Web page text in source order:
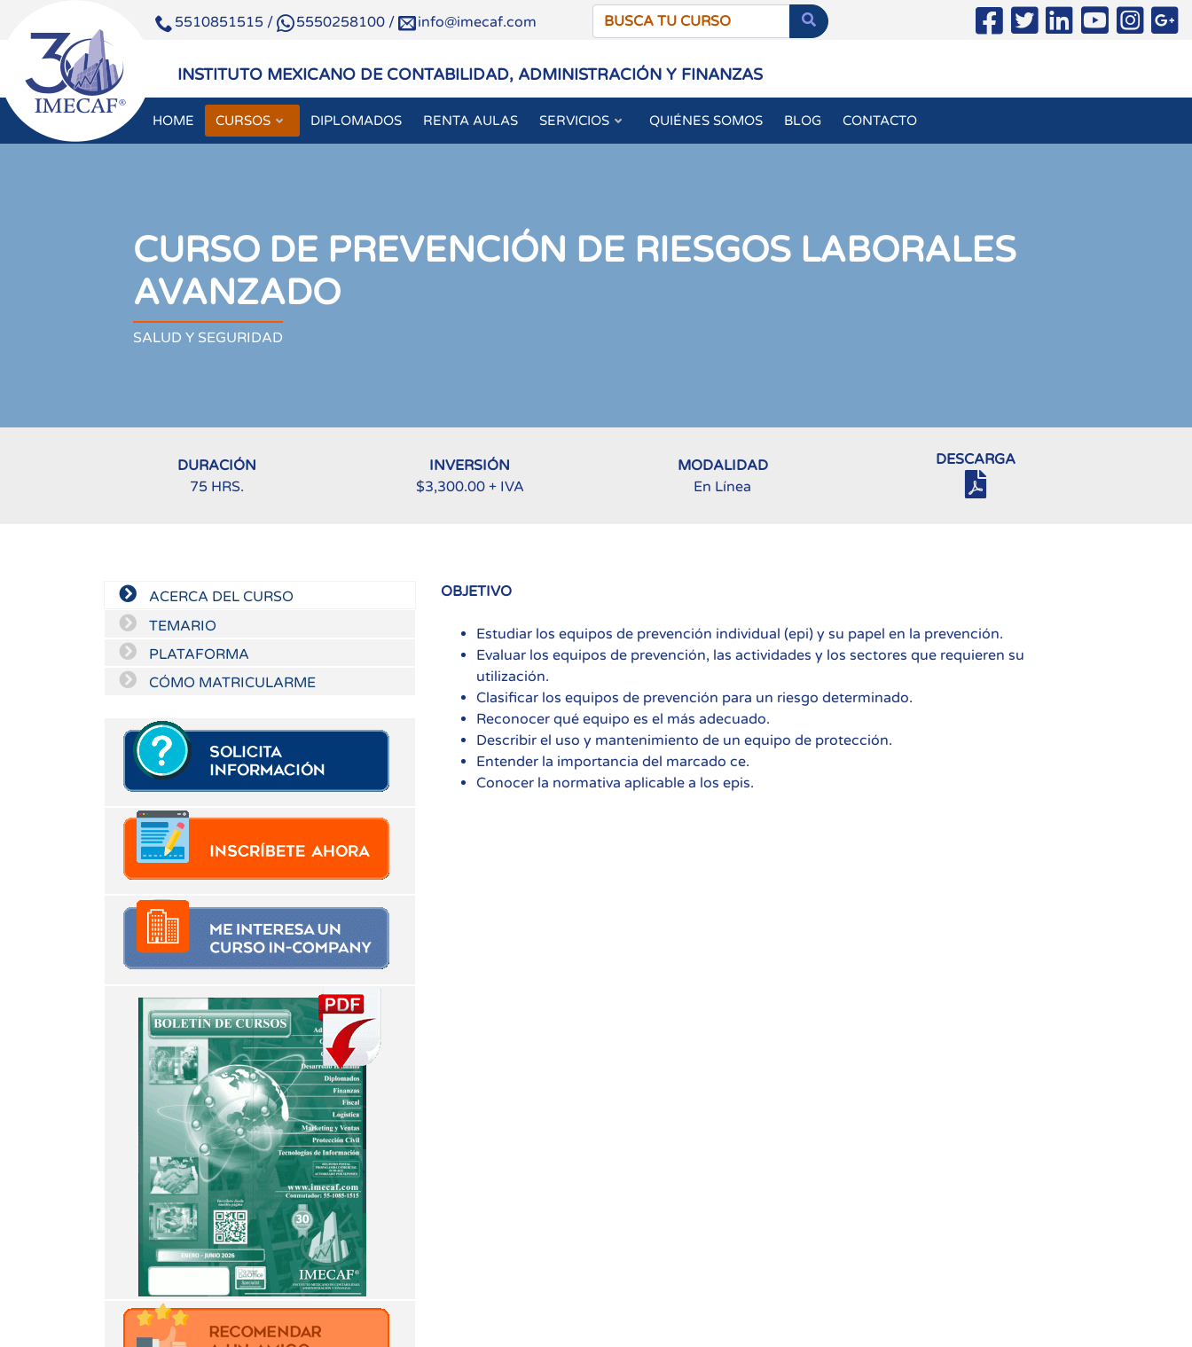
5510851515 / 5550258100 / info@imecaf.com
INSTITUTO MEXICANO DE CONTABILIDAD, ADMINISTRACIÓN Y FINANZAS
HOME CURSOS DIPLOMADOS RENTA AULAS SERVICIOS QUIÉNES SOMOS BLOG CONTACTO
CURSO DE PREVENCIÓN DE RIESGOS LABORALES
AVANZADO
SALUD Y SEGURIDAD
DURACIÓN
75 HRS.
INVERSIÓN
$3,300.00 + IVA
MODALIDAD
En Línea
DESCARGA
ACERCA DEL CURSO
TEMARIO
PLATAFORMA
CÓMO MATRICULARME
OBJETIVO
Estudiar los equipos de prevención individual (epi) y su papel en la prevención.
Evaluar los equipos de prevención, las actividades y los sectores que requieren su
utilización.
Clasificar los equipos de prevención para un riesgo determinado.
Reconocer qué equipo es el más adecuado.
Describir el uso y mantenimiento de un equipo de protección.
Entender la importancia del marcado ce.
Conocer la normativa aplicable a los epis.